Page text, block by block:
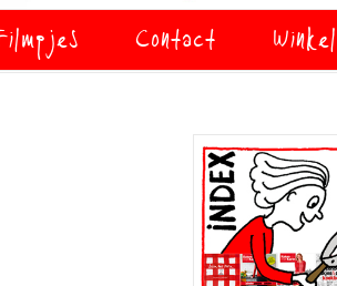
Contact Winkel
Primaire
Sidebar